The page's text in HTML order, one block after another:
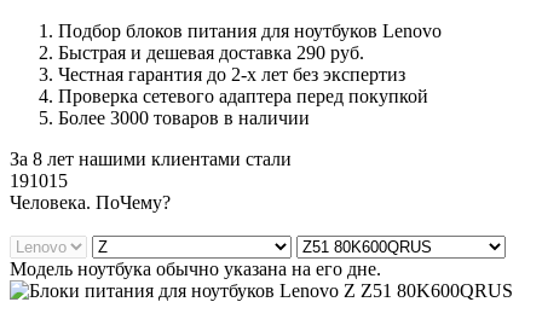
Подбор блоков питания для ноутбуков Lenovo
Быстрая и дешевая доставка 290 руб.
Честная гарантия до 2-х лет без экспертиз
Проверка сетевого адаптера перед покупкой
Более 3000 товаров в наличии
За 8 лет нашими клиентами стали
191015
Человека. ПоЧему?
Модель ноутбука обычно указана на его дне.